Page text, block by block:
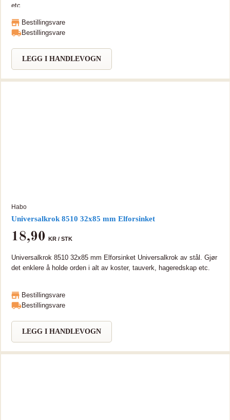
etc.
Bestillingsvare
Bestillingsvare
LEGG I HANDLEVOGN
Habo
Universalkrok 8510 32x85 mm Elforsinket
18,90 KR / STK
Universalkrok 8510 32x85 mm Elforsinket Universalkrok av stål. Gjør
det enklere å holde orden i alt av koster, tauverk, hageredskap etc.
Bestillingsvare
Bestillingsvare
LEGG I HANDLEVOGN